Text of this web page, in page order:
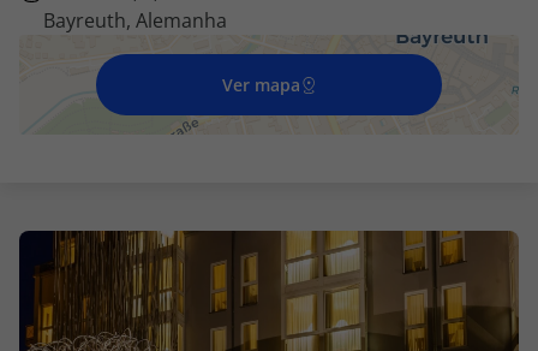
Voos + Hotel
Disneyland ® Paris
Escapadinhas
Bayreuth, Alemanha
Ver mapa